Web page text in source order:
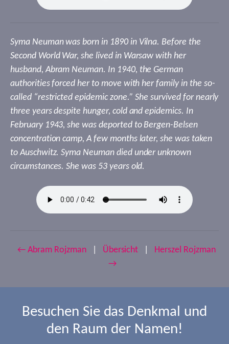
Syma Neuman was born in 1890 in Vilna. Before the
Second World War, she lived in Warsaw with her
husband, Abram Neuman. In 1940, the German
authorities forced her to move with her family in the so-
called “restricted epidemic zone.” She survived for nearly
three years despite hunger, cold and epidemics. In
February 1943, she was deported to Bergen-Belsen
concentration camp, A few months later, she was taken
to Auschwitz. Syma Neuman died under unknown
circumstances. She was 53 years old.
← Abram Rojzman Übersicht
Herszel Rojzman
→
Besuchen Sie das Denkmal und
den Raum der Namen!